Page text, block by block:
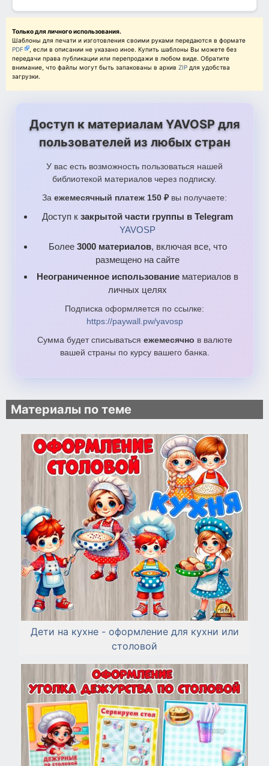
Только для личного использования.
Шаблоны для печати и изготовления своими руками передаются в формате
PDF
, если в описании не указано иное. Купить шаблоны Вы можете без
передачи права публикации или перепродажи в любом виде. Обратите
внимание, что файлы могут быть запакованы в архив ZIP для удобства
загрузки.
Доступ к материалам YAVOSP для
пользователей из любых стран
У вас есть возможность пользоваться нашей
библиотекой материалов через подписку.
За ежемесячный платеж 150 ₽ вы получаете:
Доступ к закрытой части группы в Telegram
YAVOSP
Более 3000 материалов, включая все, что
размещено на сайте
Неограниченное использование материалов в
личных целях
Подписка оформляется по ссылке:
https://paywall.pw/yavosp
Сумма будет списываться ежемесячно в валюте
вашей страны по курсу вашего банка.
Материалы по теме
Дети на кухне - оформление для кухни или
столовой